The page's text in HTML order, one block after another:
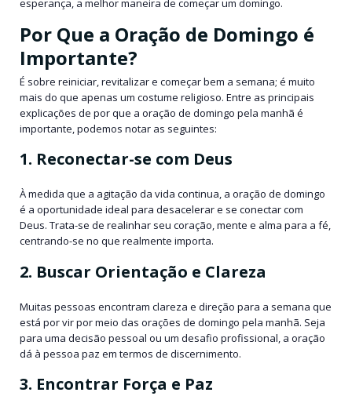
esperança, a melhor maneira de começar um domingo.
Por Que a Oração de Domingo é
Importante?
É sobre reiniciar, revitalizar e começar bem a semana; é muito
mais do que apenas um costume religioso. Entre as principais
explicações de por que a oração de domingo pela manhã é
importante, podemos notar as seguintes:
1. Reconectar-se com Deus
À medida que a agitação da vida continua, a oração de domingo
é a oportunidade ideal para desacelerar e se conectar com
Deus. Trata-se de realinhar seu coração, mente e alma para a fé,
centrando-se no que realmente importa.
2. Buscar Orientação e Clareza
Muitas pessoas encontram clareza e direção para a semana que
está por vir por meio das orações de domingo pela manhã. Seja
para uma decisão pessoal ou um desafio profissional, a oração
dá à pessoa paz em termos de discernimento.
3. Encontrar Força e Paz